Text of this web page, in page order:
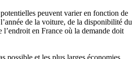
peuvent varier en fonction de
de la voiture, de la disponibilité du
l’endroit en France où la demande doit
possible et les plus larges économies